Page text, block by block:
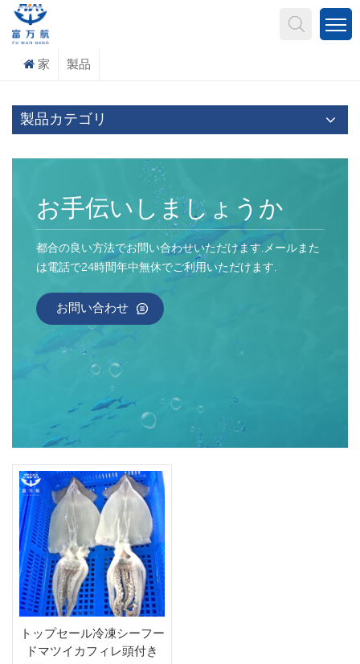
家 製品
製品カテゴリ
お手伝いしましょうか
都合の良い方法でお問い合わせいただけます.メールまた
は電話で24時間年中無休でご利用いただけます.
お問い合わせ
トップセール冷凍シーフー
ドマツイカフィレ頭付き